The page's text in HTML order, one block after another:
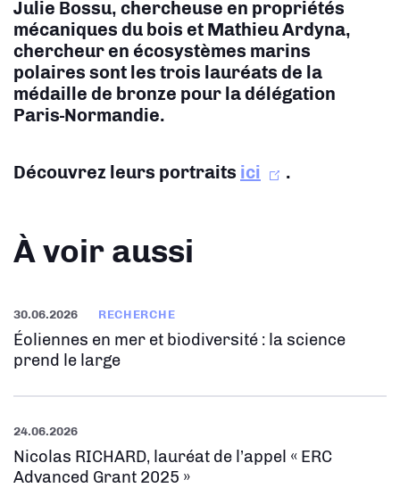
Julie Bossu, chercheuse en propriétés
mécaniques du bois et Mathieu Ardyna,
chercheur en écosystèmes marins
polaires sont les trois lauréats de la
médaille de bronze pour la délégation
Paris-Normandie.
Découvrez leurs portraits ici .
À voir aussi
30.06.2026 RECHERCHE
Éoliennes en mer et biodiversité : la science
prend le large
24.06.2026
Nicolas RICHARD, lauréat de l’appel « ERC
Advanced Grant 2025 »